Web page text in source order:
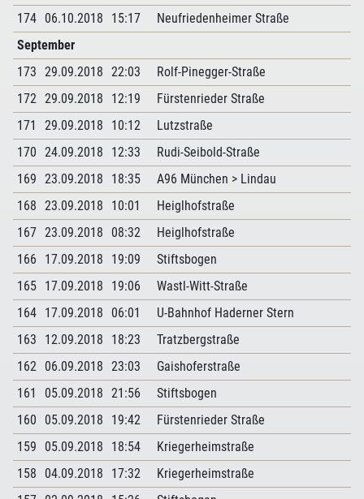
174 06.10.2018 15:17
Neufriedenheimer Straße
September
173 29.09.2018 22:03
Rolf-Pinegger-Straße
172 29.09.2018 12:19
Fürstenrieder Straße
171
29.09.2018 10:12
Lutzstraße
170 24.09.2018 12:33
Rudi-Seibold-Straße
169 23.09.2018 18:35
A96 München > Lindau
168 23.09.2018 10:01
Heiglhofstraße
167 23.09.2018 08:32
Heiglhofstraße
166
17.09.2018 19:09
Stiftsbogen
165 17.09.2018 19:06
Wastl-Witt-Straße
164 17.09.2018 06:01
U-Bahnhof Haderner Stern
163
12.09.2018 18:23
Tratzbergstraße
162 06.09.2018 23:03
Gaishoferstraße
161
05.09.2018 21:56
Stiftsbogen
160
05.09.2018 19:42
Fürstenrieder Straße
159
05.09.2018 18:54
Kriegerheimstraße
158
04.09.2018 17:32
Kriegerheimstraße